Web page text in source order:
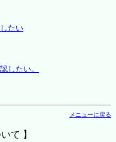
たい
したい。
メニューに戻る
て 】